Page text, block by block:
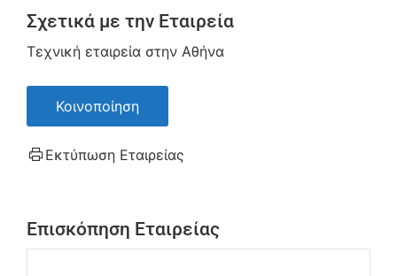
Σχετικά με την Εταιρεία
Τεχνική εταιρεία στην Αθήνα
Κοινοποίηση
Εκτύπωση Εταιρείας
Επισκόπηση Εταιρείας